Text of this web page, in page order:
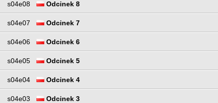
s04e08 Odcinek 8
s04e07 Odcinek 7
s04e06 Odcinek 6
s04e05 Odcinek 5
s04e04 Odcinek 4
s04e03 Odcinek 3